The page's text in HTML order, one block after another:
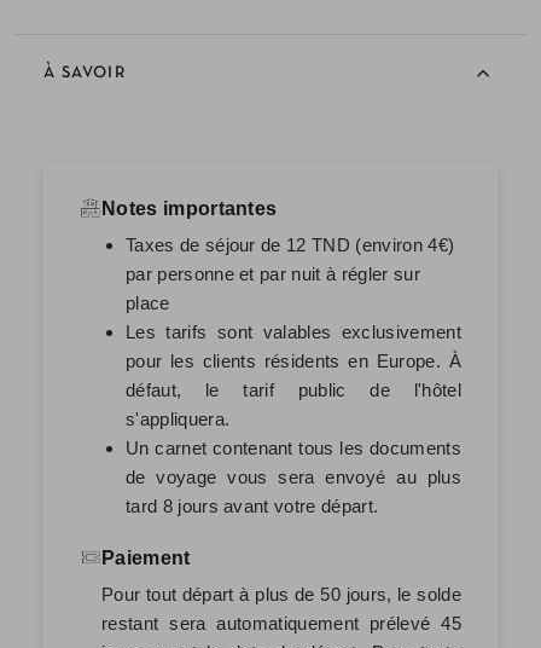
À SAVOIR
Notes importantes
Taxes de séjour de 12 TND (environ 4€)
par personne et par nuit à régler sur
place
Les tarifs sont valables exclusivement
pour les clients résidents en Europe. À
défaut, le tarif public de l'hôtel
s'appliquera.
Un carnet contenant tous les documents
de voyage vous sera envoyé au plus
tard 8 jours avant votre départ.
Paiement
Pour tout départ à plus de 50 jours, le solde
restant sera automatiquement prélevé45